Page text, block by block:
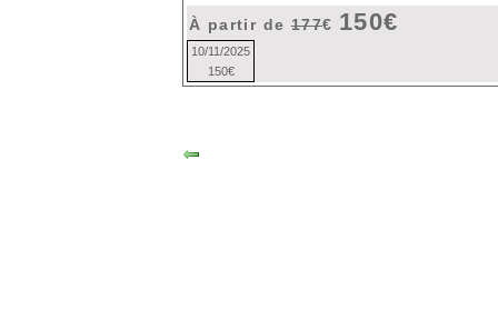
À partir de177€ 150€
10/11/2025
150€